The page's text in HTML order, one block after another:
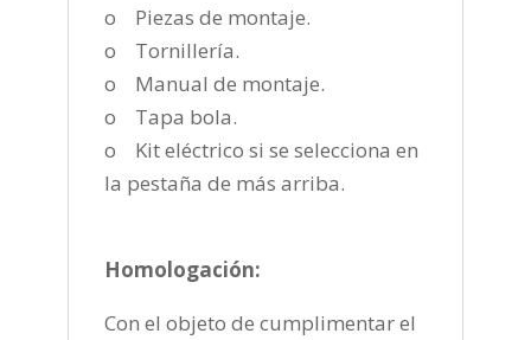
o Piezas de montaje.
o Tornillería.
o Manual de montaje.
o Tapa bola.
o Kit eléctrico si se selecciona en
la pestaña de más arriba.
Homologación:
Con el objeto de cumplimentar el